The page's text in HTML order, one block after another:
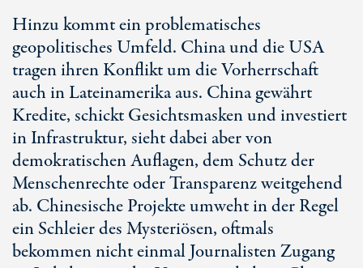
Hinzu kommt ein problematisches
geopolitisches Umfeld. China und die USA
tragen ihren Konflikt um die Vorherrschaft
auch in Lateinamerika aus. China gewährt
Kredite, schickt Gesichtsmasken und investiert
in Infrastruktur, sieht dabei aber von
demokratischen Auflagen, dem Schutz der
Menschenrechte oder Transparenz weitgehend
ab. Chinesische Projekte umweht in der Regel
ein Schleier des Mysteriösen, oftmals
bekommen nicht einmal Journalisten Zugang